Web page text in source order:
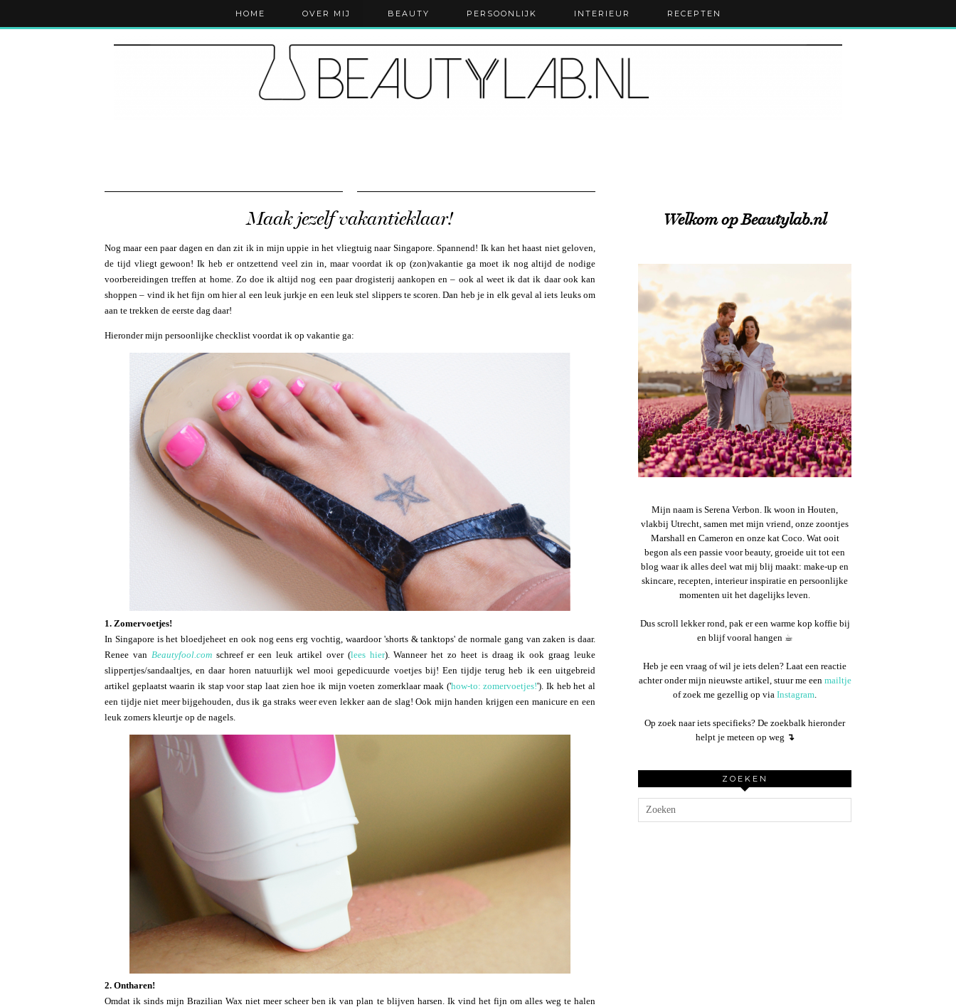
HOME OVER MIJ BEAUTY PERSOONLIJK INTERIEUR RECEPTEN
Maak jezelf vakantieklaar!
Nog maar een paar dagen en dan zit ik in mijn uppie in het vliegtuig naar Singapore. Spannend! Ik kan het haast niet geloven,
de tijd vliegt gewoon! Ik heb er ontzettend veel zin in, maar voordat ik op (zon)vakantie ga moet ik nog altijd de nodige
voorbereidingen treffen at home. Zo doe ik altijd nog een paar drogisterij aankopen en – ook al weet ik dat ik daar ook kan
shoppen – vind ik het fijn om hier al een leuk jurkje en een leuk stel slippers te scoren. Dan heb je in elk geval al iets leuks om
aan te trekken de eerste dag daar!
Hieronder mijn persoonlijke checklist voordat ik op vakantie ga:
1. Zomervoetjes!
In Singapore is het bloedjeheet en ook nog eens erg vochtig, waardoor 'shorts & tanktops' de normale gang van zaken is daar.
Renee van Beautyfool.comschreef er een leuk artikel over (lees hier). Wanneer het zo heet is draag ik ook graag leuke
slippertjes/sandaaltjes, en daar horen natuurlijk wel mooi gepedicuurde voetjes bij! Een tijdje terug heb ik een uitgebreid
artikel geplaatst waarin ik stap voor stap laat zien hoe ik mijn voeten zomerklaar maak ('how-to: zomervoetjes!'). Ik heb het al
een tijdje niet meer bijgehouden, dus ik ga straks weer even lekker aan de slag! Ook mijn handen krijgen een manicure en een
leuk zomers kleurtje op de nagels.
2. Ontharen!
Omdat ik sinds mijn Brazilian Wax niet meer scheer ben ik van plan te blijven harsen. Ik vind het fijn om alles weg te halen
Welkom op Beautylab.nl
Mijn naam is Serena Verbon. Ik woon in Houten,
vlakbij Utrecht, samen met mijn vriend, onze zoontjes
Marshall en Cameron en onze kat Coco. Wat ooit
begon als een passie voor beauty, groeide uit tot een
blog waar ik alles deel wat mij blij maakt: make-up en
skincare, recepten, interieur inspiratie en persoonlijke
momenten uit het dagelijks leven.
Dus scroll lekker rond, pak er een warme kop koffie bij
en blijf vooral hangen ☕︎
Heb je een vraag of wil je iets delen? Laat een reactie
achter onder mijn nieuwste artikel, stuur me een mailtje
of zoek me gezellig op via Instagram.
Op zoek naar iets specifieks? De zoekbalk hieronder
helpt je meteen op weg ↴
ZOEKEN